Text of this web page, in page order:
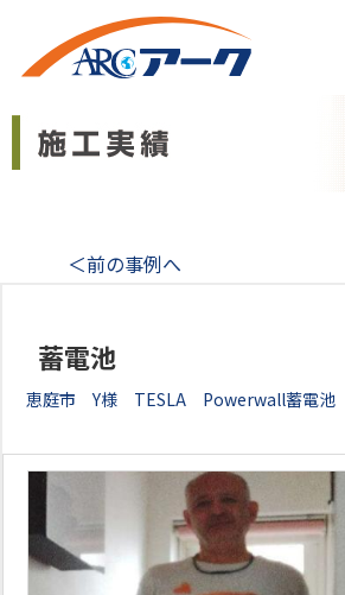
＜前の事例へ
蓄電池
恵庭市 Y様 TESLA Powerwall蓄電池